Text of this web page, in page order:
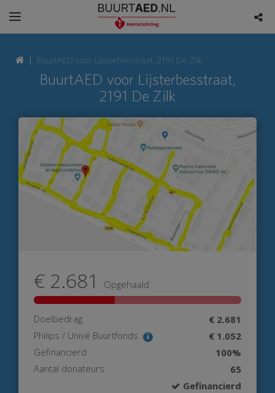
BuurtAED voor Lijsterbesstraat, 2191 De Zilk
BuurtAED voor Lijsterbesstraat,
2191 De Zilk
€ 2.681 Opgehaald
Doelbedrag € 2.681
Philips / Univé Buurtfonds € 1.052
Gefinancierd 100%
Aantal donateurs
65
Gefinancierd